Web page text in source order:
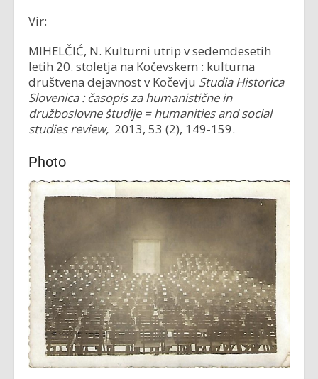
Vir:
MIHELČIĆ, N. Kulturni utrip v sedemdesetih
letih 20. stoletja na Kočevskem : kulturna
društvena dejavnost v Kočevju Studia Historica
Slovenica : časopis za humanistične in
družboslovne študije = humanities and social
studies review, 2013, 53 (2), 149-159.
Photo